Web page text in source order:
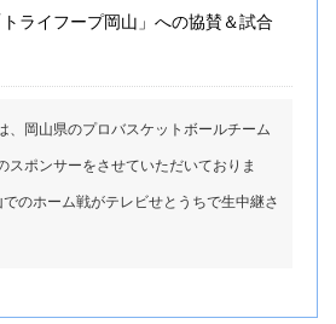
トライフープ岡山」への協賛＆試合
、岡山県のプロバスケットボールチーム
スポンサーをさせていただいておりま
のホーム戦がテレビせとうちで生中継さ